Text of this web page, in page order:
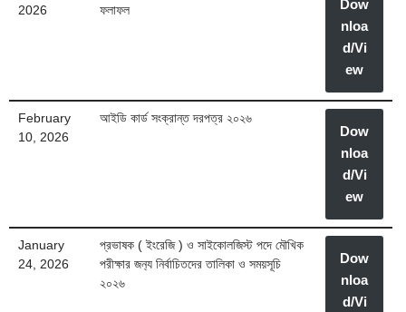
2026
ফলাফল
Dow
nloa
d/Vi
ew
February
10, 2026
আইডি কার্ড সংক্রান্ত দরপত্র ২০২৬
Dow
nloa
d/Vi
ew
January
24, 2026
প্রভাষক ( ইংরেজি ) ও সাইকোলজিস্ট পদে মৌখিক
পরীক্ষার জন‍্য নির্বাচিতদের তালিকা ও সময়সূচি
২০২৬
Dow
nloa
d/Vi